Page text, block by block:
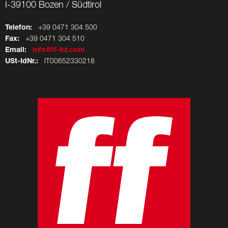
I-39100 Bozen / Südtirol
Telefon: +39 0471 304 500
Fax: +39 0471 304 510
Email:
info@ff-bz.com
USt-IdNr.: IT00652330218